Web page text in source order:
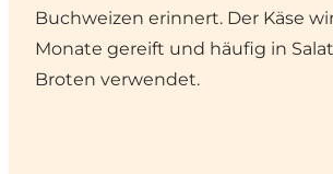
Buchweizen erinnert. Der Käse
Monate gereift und häufig in
Broten verwendet.